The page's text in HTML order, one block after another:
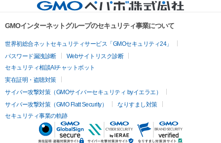
GMOインターネットグループのセキュリティ事業について
世界初総合ネットセキュリティサービス「GMOセキュリティ24」
パスワード漏洩診断
Webサイトリスク診断
セキュリティ相談AIチャットボット
実在証明・盗聴対策
サイバー攻撃対策（GMOサイバーセキュリティ byイエラエ）
サイバー攻撃対策（GMO Flatt Security）
なりすまし対策
セキュリティ事業の軌跡